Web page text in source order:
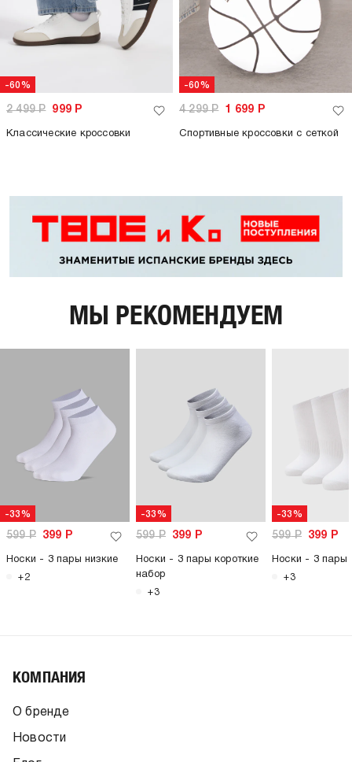
-60%
2 499Р 999 Р
Классические кроссовки
-60%
4 299Р 1 699 Р
Спортивные кроссовки с сеткой
МЫ РЕКОМЕНДУЕМ
-33%
599Р 399 Р
Носки - 3 пары низкие
+2
-33%
599Р 399 Р
Носки - 3 пары короткие
набор
+3
-33%
599Р 399 Р
Носки - 3 пары
+3
КОМПАНИЯ
О бренде
Новости